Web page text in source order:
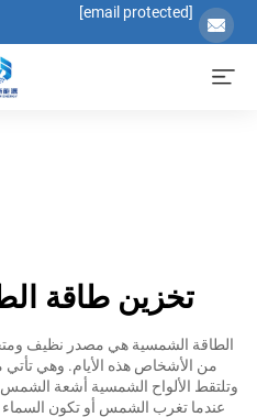
[email protected]
تخزين طاقة
الطاقة الشمسية هي مصدر نظيف
من الأشخاص هذه الأيام. وهي
وتلتقط الألواح الشمسية أشعة الشمس
عندما تغرب الشمس أو تكون السماء